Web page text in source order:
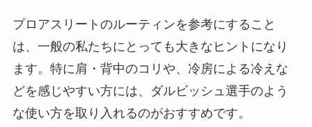
プロアスリートのルーティンを参考にすること
は、一般の私たちにとっても大きなヒントになり
ます。特に肩・背中のコリや、冷房による冷えな
どを感じやすい方には、ダルビッシュ選手のよう
な使い方を取り入れるのがおすすめです。